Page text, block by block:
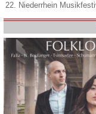
22. Niederrhein